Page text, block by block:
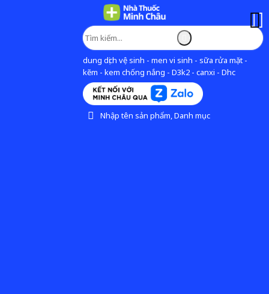
dung dịch vệ sinh - men vi sinh - sữa rửa mặt -
kẽm - kem chống nắng - D3k2 - canxi - Dhc
Nhập tên sản phẩm, Danh mục